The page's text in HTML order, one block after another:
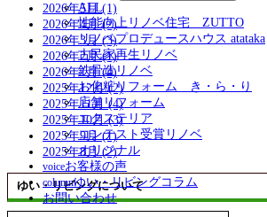
ALL
性能向上リノベ住宅 ZUTTO
リノベプロデュースハウス atataka
古民家再生リノベ
鉄骨造リノベ
お化粧リフォーム き・ら・り
店舗リフォーム
エクステリア
コンテスト受賞リノベ
オリジナル
voiceお客様の声
columnゆい・リビングコラム
お問い合わせ
2026年5月 (1)
2026年4月 (2)
2026年3月 (3)
2026年2月 (1)
2026年1月 (4)
2025年12月 (2)
2025年11月 (4)
2025年10月 (3)
2025年9月 (1)
2025年8月 (2)
ゆい・リビングについて